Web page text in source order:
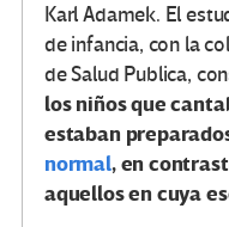
Karl Adamek. El
de infancia, con la
de Salud Publica,
los niños que
estaban
normal, en
aquellos en cuya